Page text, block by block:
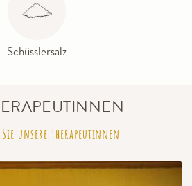
Schüsslersalz
unsere Therapeutinnen